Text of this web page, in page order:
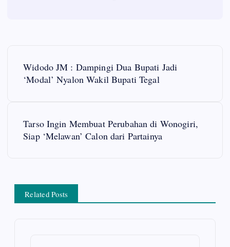
a
v
Widodo JM : Dampingi Dua Bupati Jadi
‘Modal’ Nyalon Wakil Bupati Tegal
Tarso Ingin Membuat Perubahan di Wonogiri,
Siap ‘Melawan’ Calon dari Partainya
Related Posts